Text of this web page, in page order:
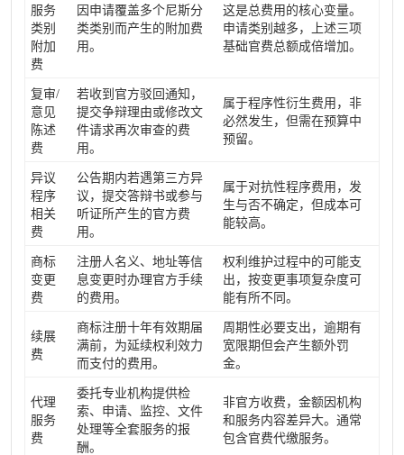
服务
类别
附加
费
因申请覆盖多个尼斯分
类类别而产生的附加费
用。
这是总费用的核心变量。
申请类别越多，上述三项
基础官费总额成倍增加。
复审/
意见
陈述
费
若收到官方驳回通知，
提交争辩理由或修改文
件请求再次审查的费
用。
属于程序性衍生费用，非
必然发生，但需在预算中
预留。
异议
程序
相关
费
公告期内若遇第三方异
议，提交答辩书或参与
听证所产生的官方费
用。
属于对抗性程序费用，发
生与否不确定，但成本可
能较高。
商标
变更
费
注册人名义、地址等信
息变更时办理官方手续
的费用。
权利维护过程中的可能支
出，按变更事项复杂度可
能有所不同。
续展
费
商标注册十年有效期届
满前，为延续权利效力
而支付的费用。
周期性必要支出，逾期有
宽限期但会产生额外罚
金。
代理
服务
费
委托专业机构提供检
索、申请、监控、文件
处理等全套服务的报
酬。
非官方收费，金额因机构
和服务内容差异大。通常
包含官费代缴服务。